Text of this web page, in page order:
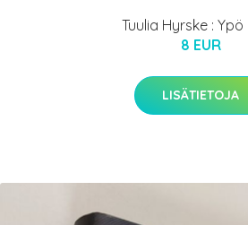
Tuulia Hyrske : Ypö
8 EUR
LISÄTIETOJA